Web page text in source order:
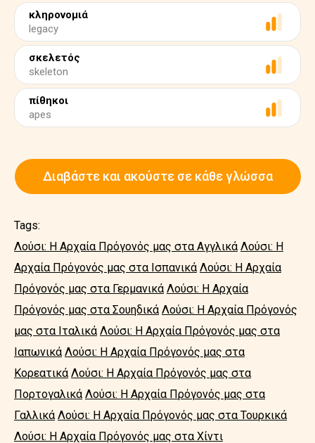
κληρονομιά
legacy
σκελετός
skeleton
πίθηκοι
apes
Διαβάστε και ακούστε σε κάθε γλώσσα
Tags:
Λούσι: Η Αρχαία Πρόγονός μας στα Αγγλικά Λούσι: Η
Αρχαία Πρόγονός μας στα Ισπανικά Λούσι: Η Αρχαία
Πρόγονός μας στα Γερμανικά Λούσι: Η Αρχαία
Πρόγονός μας στα Σουηδικά Λούσι: Η Αρχαία Πρόγονός
μας στα Ιταλικά Λούσι: Η Αρχαία Πρόγονός μας στα
Ιαπωνικά Λούσι: Η Αρχαία Πρόγονός μας στα
Κορεατικά Λούσι: Η Αρχαία Πρόγονός μας στα
Πορτογαλικά Λούσι: Η Αρχαία Πρόγονός μας στα
Γαλλικά Λούσι: Η Αρχαία Πρόγονός μας στα Τουρκικά
Λούσι: Η Αρχαία Πρόγονός μας στα Χίντι